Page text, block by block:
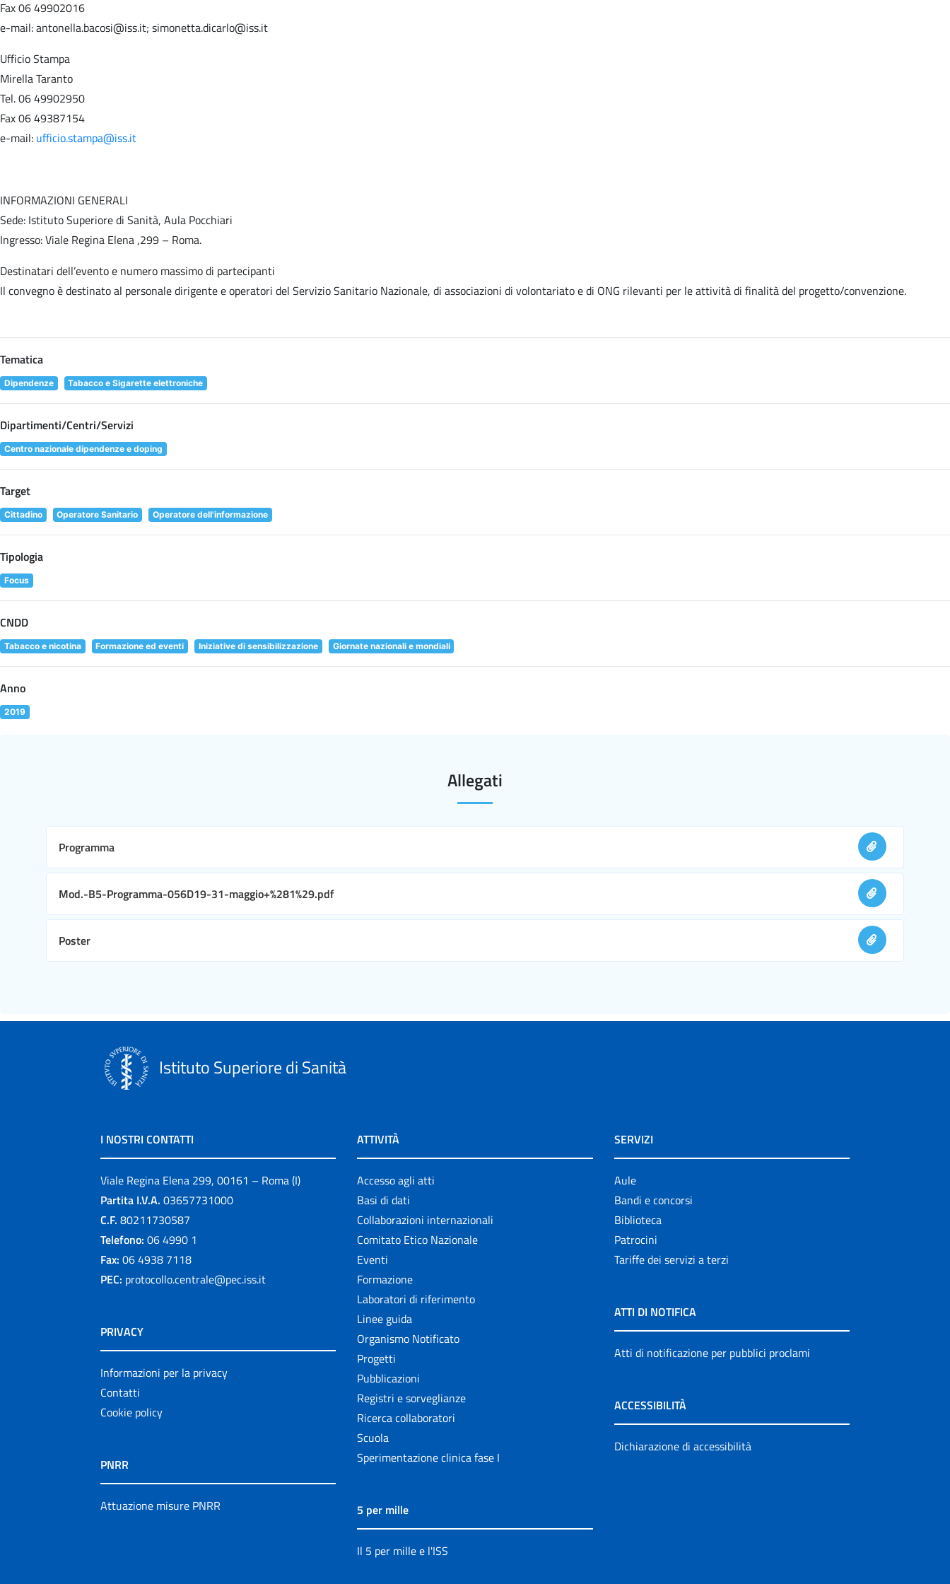
Fax 06 49902016
e-mail: antonella.bacosi@iss.it; simonetta.dicarlo@iss.it
Ufficio Stampa
Mirella Taranto
Tel. 06 49902950
Fax 06 49387154
e-mail: ufficio.stampa@iss.it
INFORMAZIONI GENERALI
Sede: Istituto Superiore di Sanità, Aula Pocchiari
Ingresso: Viale Regina Elena ,299 – Roma.
Destinatari dell’evento e numero massimo di partecipanti
Il convegno è destinato al personale dirigente e operatori del Servizio Sanitario Nazionale, di associazioni di volontariato e di ONG rilevanti per le attività di finalità del progetto/convenzione.
Tematica
Dipendenze Tabacco e Sigarette elettroniche
Dipartimenti/Centri/Servizi
Centro nazionale dipendenze e doping
Target
Cittadino Operatore Sanitario Operatore dell'informazione
Tipologia
Focus
CNDD
Tabacco e nicotina Formazione ed eventi Iniziative di sensibilizzazione Giornate nazionali e mondiali
Anno
2019
Allegati
Programma
Mod.-B5-Programma-056D19-31-maggio+%281%29.pdf
Poster
Istituto Superiore di Sanità
I NOSTRI CONTATTI
Viale Regina Elena 299, 00161 – Roma (I)
Partita I.V.A. 03657731000
C.F. 80211730587
Telefono: 06 4990 1
Fax: 06 4938 7118
PEC: protocollo.centrale@pec.iss.it
PRIVACY
Informazioni per la privacy
Contatti
Cookie policy
PNRR
Attuazione misure PNRR
ATTIVITÀ
Accesso agli atti
Basi di dati
Collaborazioni internazionali
Comitato Etico Nazionale
Eventi
Formazione
Laboratori di riferimento
Linee guida
Organismo Notificato
Progetti
Pubblicazioni
Registri e sorveglianze
Ricerca collaboratori
Scuola
Sperimentazione clinica fase I
5 per mille
Il 5 per mille e l'ISS
SERVIZI
Aule
Bandi e concorsi
Biblioteca
Patrocini
Tariffe dei servizi a terzi
ATTI DI NOTIFICA
Atti di notificazione per pubblici proclami
ACCESSIBILITÀ
Dichiarazione di accessibilità